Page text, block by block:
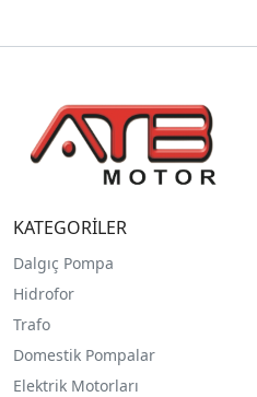
KATEGORİLER
Dalgıç Pompa
Hidrofor
Trafo
Domestik Pompalar
Elektrik Motorları